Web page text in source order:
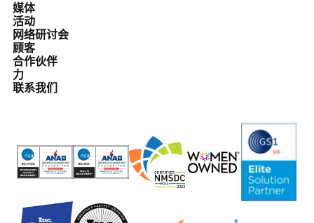
媒体
活动
网络研讨会
顾客
合作伙伴
力
联系我们